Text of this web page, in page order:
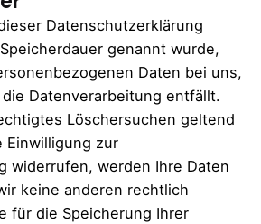
Datenschutzerklärung
genannt wurde,
Daten bei uns,
Datenverarbeitung entfällt.
Löschersuchen geltend
Einwilligung zur
widerrufen, werden Ihre Daten
keine anderen rechtlich
für die Speicherung Ihrer